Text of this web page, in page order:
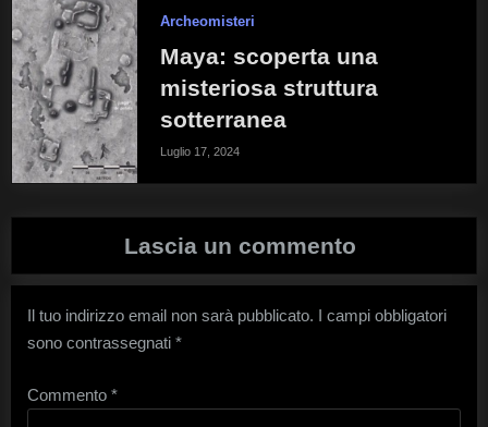
Archeomisteri
Maya: scoperta una
misteriosa struttura
sotterranea
Luglio 17, 2024
Lascia un commento
Il tuo indirizzo email non sarà pubblicato. I campi obbligatori
sono contrassegnati *
Commento *